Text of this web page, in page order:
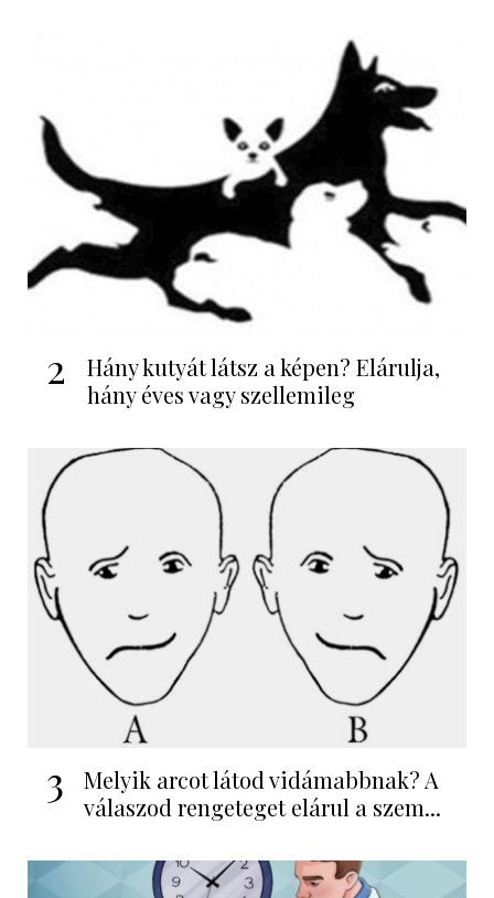
2
Hány kutyát látsz a képen? Elárulja,
hány éves vagy szellemileg
3
Melyik arcot látod vidámabbnak? A
válaszod rengeteget elárul a szem...